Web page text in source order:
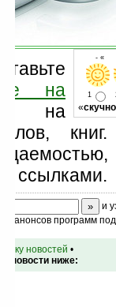
- «
1
«скучно
на
на
ссылками.
и
анонсов программ
новостей •
новости ниже: